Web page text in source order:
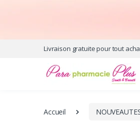
Livraison gratuite pour tout
Accueil